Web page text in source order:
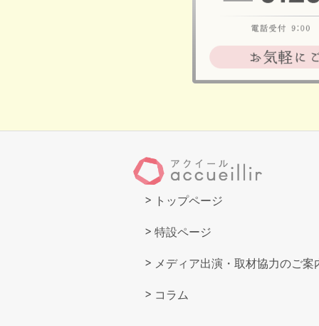
トップページ
特設ページ
メディア出演・取材協力のご案
コラム